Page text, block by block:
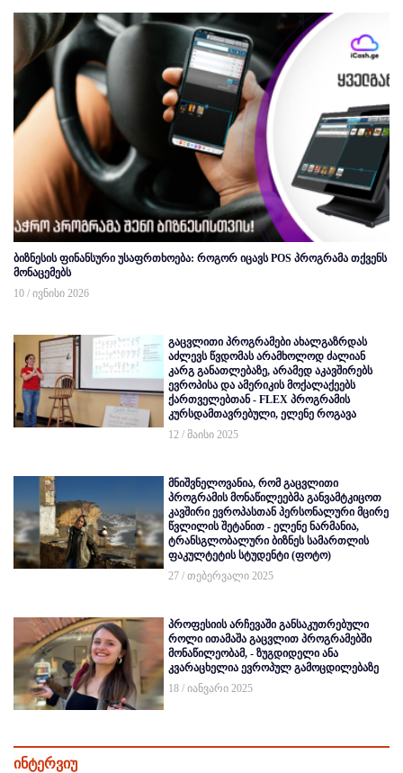
ბიზნესის ფინანსური უსაფრთხოება: როგორ იცავს POS პროგრამა თქვენს
მონაცემებს
10 / ივნისი 2026
გაცვლითი პროგრამები ახალგაზრდას
აძლევს წვდომას არამხოლოდ ძალიან
კარგ განათლებაზე, არამედ აკავშირებს
ევროპისა და ამერიკის მოქალაქეებს
ქართველებთან - FLEX პროგრამის
კურსდამთავრებული, ელენე როგავა
12 / მაისი 2025
მნიშვნელოვანია, რომ გაცვლითი
პროგრამის მონაწილეებმა განვამტკიცოთ
კავშირი ევროპასთან პერსონალური მცირე
წვლილის შეტანით - ელენე ნარმანია,
ტრანსგლობალური ბიზნეს სამართლის
ფაკულტეტის სტუდენტი (ფოტო)
27 / თებერვალი 2025
პროფესიის არჩევაში განსაკუთრებული
როლი ითამაშა გაცვლით პროგრამებში
მონაწილეობამ, - ზუგდიდელი ანა
კვარაცხელია ევროპულ გამოცდილებაზე
18 / იანვარი 2025
ინტერვიუ